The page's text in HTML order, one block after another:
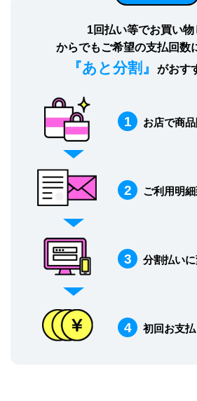
1回払い等でお買い物
からでもご希望の支払回数
『あと分割』 がおす
1 お店で商品
2 ご利用明
3 分割払い
4 初回お支払